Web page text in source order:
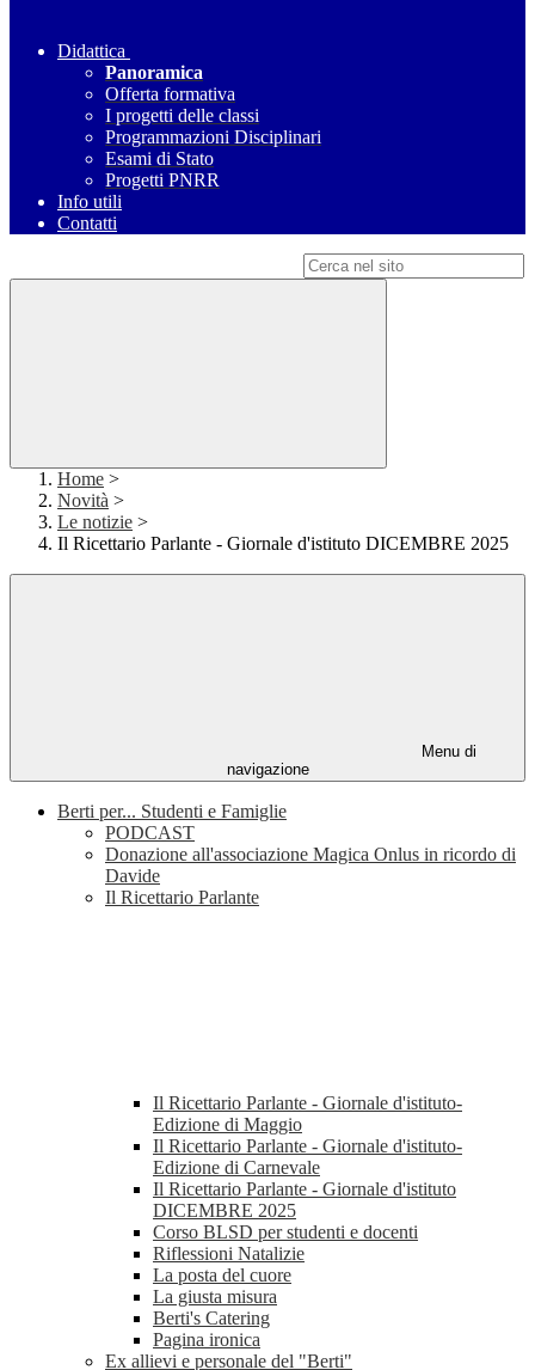
Didattica
Panoramica
Offerta formativa
I progetti delle classi
Programmazioni Disciplinari
Esami di Stato
Progetti PNRR
Info utili
Contatti
Home >
Novità >
Le notizie >
Il Ricettario Parlante - Giornale d'istituto DICEMBRE 2025
Menu di
navigazione
Berti per... Studenti e Famiglie
PODCAST
Donazione all'associazione Magica Onlus in ricordo di
Davide
Il Ricettario Parlante
Il Ricettario Parlante - Giornale d'istituto-
Edizione di Maggio
Il Ricettario Parlante - Giornale d'istituto-
Edizione di Carnevale
Il Ricettario Parlante - Giornale d'istituto
DICEMBRE 2025
Corso BLSD per studenti e docenti
Riflessioni Natalizie
La posta del cuore
La giusta misura
Berti's Catering
Pagina ironica
Ex allievi e personale del "Berti"